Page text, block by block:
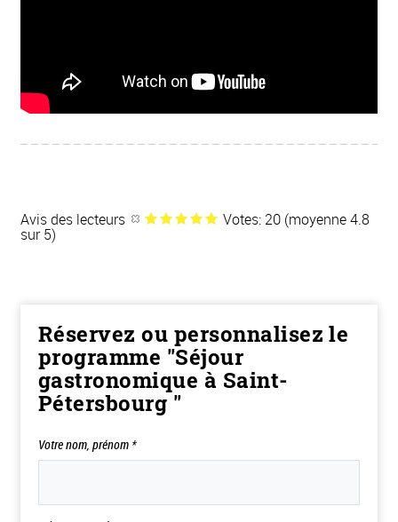
Avis des lecteurs Votes: 20 (moyenne 4.8
sur 5)
Réservez ou personnalisez le
programme "Séjour
gastronomique à Saint-
Pétersbourg "
Votre nom, prénom *